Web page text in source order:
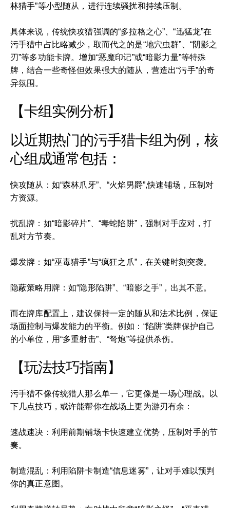
林猎手”等小型随从，进行连续骚扰和持续压制。
具体来说，传统快攻猎强调的“多拉格之心”、“迅猛龙”在
污手猎中占比略减少，取而代之的是“地穴虫群”、“阴影之
刃”等多功能卡牌。增加“恶魔印记”或“暗影力量”等特殊
牌，结合一些奇怪但效果强大的随从，营造出“污手”的奇
异氛围。
【卡组实例分析】
以近期热门的污手猎卡组为例，核
心组成通常包括：
快攻随从：如“森林爪牙”、“火焰男爵”,快速铺场，压制对
方资源。
扰乱牌：如“暗影碎片”、“毒蛇陷阱”，强制对手应对，打
乱对方节奏。
爆发牌：如“巫毒猎手”与“疯狂之爪”，在关键时刻突袭。
隐蔽策略用牌：如“隐形陷阱”、“暗影之手”，出其不意。
而在牌库配置上，建议保持一定的随从和法术比例，保证
场面控制与爆发能力的平衡。例如：“陷阱”类牌保护自己
的小单位，用“多重射击”、“弩炮”等提供杀伤。
【玩法技巧指南】
污手猎不像传统猎人那么单一，它更像是一场心理战。以
下几点技巧，或许能帮你在战场上更为游刃有余：
速战速决：利用前期铺场卡快速建立优势，压制对手的节
奏。
制造混乱：利用陷阱卡制造“信息迷雾”，让对手难以预判
你的真正意图。